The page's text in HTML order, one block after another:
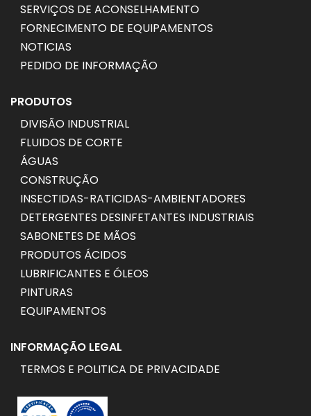
SERVIÇOS DE ACONSELHAMENTO
FORNECIMENTO DE EQUIPAMENTOS
NOTICIAS
PEDIDO DE INFORMAÇÃO
PRODUTOS
DIVISÃO INDUSTRIAL
FLUIDOS DE CORTE
ÁGUAS
CONSTRUÇÃO
INSECTIDAS-RATICIDAS-AMBIENTADORES
DETERGENTES DESINFETANTES INDUSTRIAIS
SABONETES DE MÃOS
PRODUTOS ÁCIDOS
LUBRIFICANTES E ÓLEOS
PINTURAS
EQUIPAMENTOS
INFORMAÇÃO LEGAL
TERMOS E POLITICA DE PRIVACIDADE